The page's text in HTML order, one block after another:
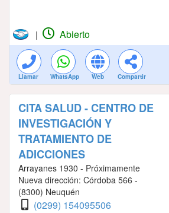
| Abierto
Llamar WhatsApp Web Compartir
CITA SALUD - CENTRO DE
INVESTIGACIÓN Y
TRATAMIENTO DE
ADICCIONES
Arrayanes 1930 - Próximamente
Nueva dirección: Córdoba 566 -
(8300) Neuquén
(0299) 154095506